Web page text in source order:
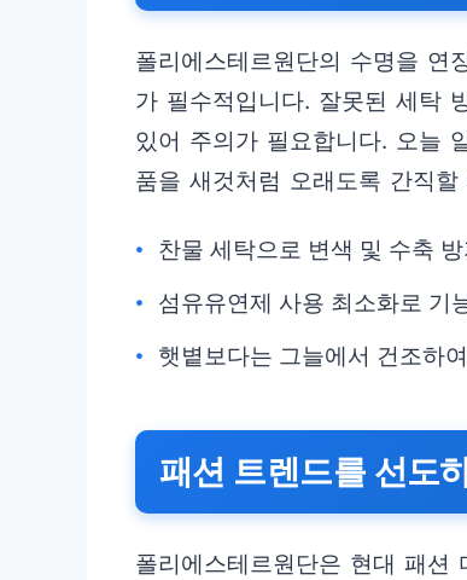
폴리에스테르원단의 수명을 연
가 필수적입니다. 잘못된 세탁
있어 주의가 필요합니다. 오늘
품을 새것처럼 오래도록 간직할
찬물 세탁으로 변색 및 수축
섬유유연제 사용 최소화로 기
햇볕보다는 그늘에서 건조하
패션 트렌드를 선도
폴리에스테르원단은 현대 패션